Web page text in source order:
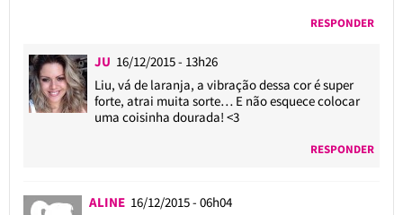
RESPONDER
JU 16/12/2015 - 13h26
Liu, vá de laranja, a vibração dessa cor é super
forte, atrai muita sorte… E não esquece colocar
uma coisinha dourada! <3
RESPONDER
ALINE 16/12/2015 - 06h04